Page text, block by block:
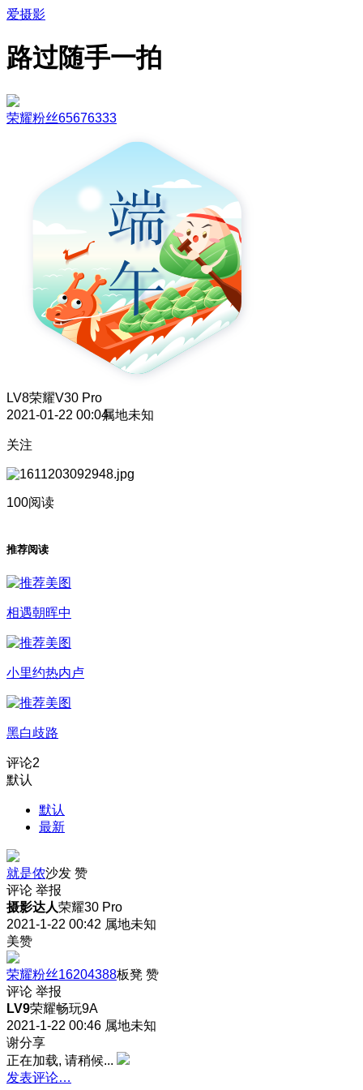
爱摄影
路过随手一拍
荣耀粉丝65676333
LV8荣耀V30 Pro
2021-01-22 00:04属地未知
关注
100阅读
推荐阅读
相遇朝晖中
小里约热内卢
黑白歧路
评论2
默认
默认
最新
就是侬沙发 赞
评论 举报
摄影达人荣耀30 Pro
2021-1-22 00:42 属地未知
美赞
荣耀粉丝16204388板凳 赞
评论 举报
LV9荣耀畅玩9A
2021-1-22 00:46 属地未知
谢分享
正在加载, 请稍候...
发表评论…